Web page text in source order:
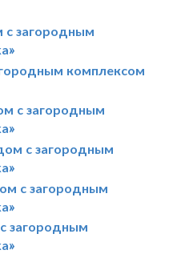
с загородным
комплексом
с загородным
с загородным
с загородным
загородным